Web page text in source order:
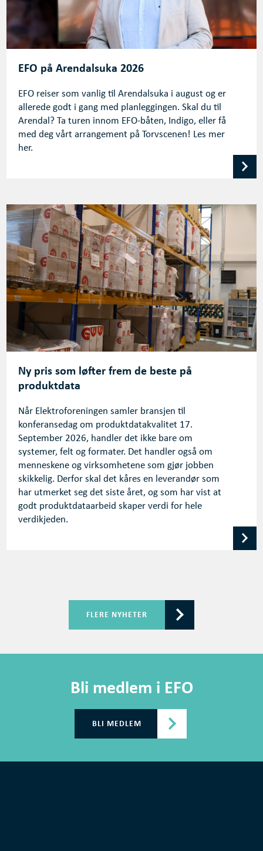
EFO på Arendalsuka 2026
EFO reiser som vanlig til Arendalsuka i august og er
allerede godt i gang med planleggingen. Skal du til
Arendal? Ta turen innom EFO-båten, Indigo, eller få
med deg vårt arrangement på Torvscenen! Les mer
her.
Ny pris som løfter frem de beste på
produktdata
Når Elektroforeningen samler bransjen til
konferansedag om produktdatakvalitet 17.
September 2026, handler det ikke bare om
systemer, felt og formater. Det handler også om
menneskene og virksomhetene som gjør jobben
skikkelig. Derfor skal det kåres en leverandør som
har utmerket seg det siste året, og som har vist at
godt produktdataarbeid skaper verdi for hele
verdikjeden.
FLERE NYHETER
Bli medlem i EFO
BLI MEDLEM